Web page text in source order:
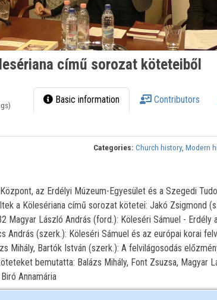
című sorozat köteteiből
Basic information Contributors
Categories: Church history,Modern
az Erdélyi Múzeum-Egyesület és a Szegedi
a Kölesériana című sorozat kötetei: Jakó Zsigmond
Magyar László András (ford.): Köleséri Sámuel - Erdély
András (szerk.): Köleséri Sámuel és az európai korai
Mihály, Bartók István (szerk.): A felvilágosodás
bemutatta: Balázs Mihály, Font Zsuzsa, Magyar
Annamária